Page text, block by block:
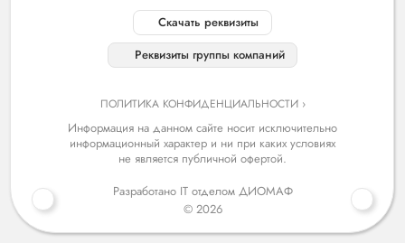
Скачать реквизиты
Реквизиты группы компаний
Разработано IT отделом ДИОМАФ
© 2026
ПОЛИТИКА КОНФИДЕНЦИАЛЬНОСТИ ›
Информация на данном сайте носит исключительно
информационный характер и ни при каких условиях
не является публичной офертой.